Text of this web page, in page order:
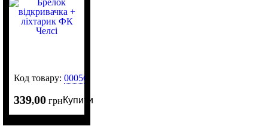
Код товару:0005626
339,00 грнКупити